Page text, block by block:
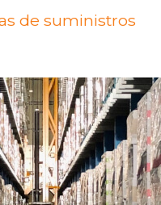
de suministros